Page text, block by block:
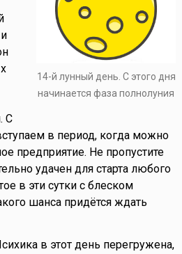
14-й лунный день. С этого дня
начинается фаза полнолуния
С
в период, когда можно
предприятие. Не пропустите
удачен для старта любого
в эти сутки с блеском
шанса придётся ждать
в этот день перегружена,